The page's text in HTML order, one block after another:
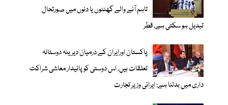
تاہم آنے والے گھنٹوں یا دنوں میں صورتحال
تبدیل ہو سکتی ہے، قطر
پاکستان اورایران کے درمیان دیرینہ دوستانہ
تعلقات ہیں، اس دوستی کوپائیدار معاشی شراکت
داری میں بدلنا ہے: ایرانی وزیر تجارت